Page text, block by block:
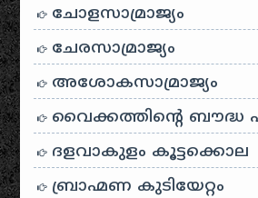
ചോളസാമ്രാജ്യം
ചേരസാമ്രാജ്യം
അശോകസാമ്രാജ്യം
വൈക്കത്തിന്റെ ബൗദ്ധ
ദളവാകുളം കൂട്ടക്കൊല
ബ്രാഹ്മണ കുടിയേറ്റം